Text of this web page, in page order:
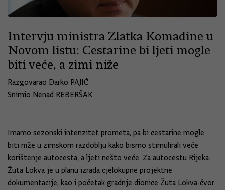
Intervju ministra Zlatka Komadine u
Novom listu: Cestarine bi ljeti mogle
biti veće, a zimi niže
Razgovarao Darko PAJIĆ
Snimio Nenad REBERŠAK
Imamo sezonski intenzitet prometa, pa bi cestarine mogle
biti niže u zimskom razdoblju kako bismo stimulirali veće
korištenje autocesta, a ljeti nešto veće. Za autocestu Rijeka-
Žuta Lokva je u planu izrada cjelokupne projektne
dokumentacije, kao i početak gradnje dionice Žuta Lokva-čvor